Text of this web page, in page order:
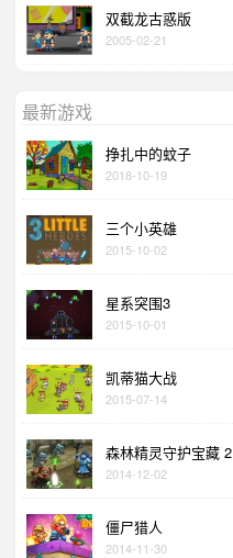
双截龙古惑版
2005-02-21
最新游戏
挣扎中的蚊子
2018-10-19
三个小英雄
2015-10-02
星系突围3
2015-10-01
凯蒂猫大战
2015-07-14
森林精灵守护宝藏 2
2014-12-02
僵尸猎人
2014-11-30